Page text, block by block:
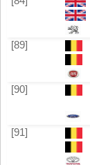
[89]
[90]
[91]